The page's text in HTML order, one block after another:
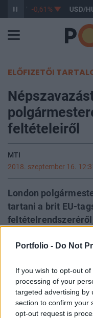
Portfolio - Do Not
If you wish to opt-out
processing of your
targeted advertising by
section to confirm your
opt-out request is
363,17 -0,61% USD/
ELŐFIZETŐI
feltételeiről
MTI
2018. szeptember 16.
London
tartani a brit EU-
megállapodás
Sadiq Khan a BBC
magazinműsorában
megbízásából